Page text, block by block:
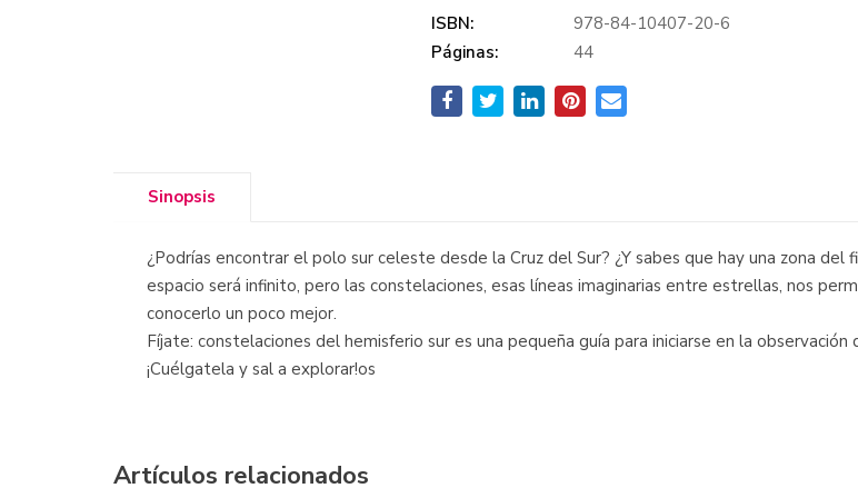
ISBN:
978-84-10407-20-6
Páginas:
44
Sinopsis
¿Podrías encontrar el polo sur celeste desde la Cruz del Sur? ¿Y sabes que hay una zona
espacio será infinito, pero las constelaciones, esas líneas imaginarias entre estrellas, nos
conocerlo un poco mejor.
Fíjate: constelaciones del hemisferio sur es una pequeña guía para iniciarse en la observación
¡Cuélgatela y sal a explorar!os
Artículos relacionados